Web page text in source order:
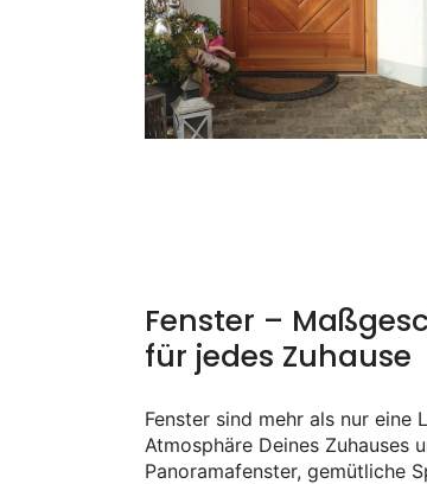
Fenster –
für jedes Zuhause
Fenster sind mehr als nur eine
Atmosphäre Deines Zuhauses
Panoramafenster, gemütliche